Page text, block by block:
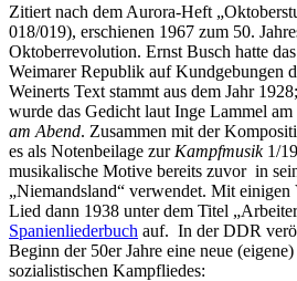
Zitiert nach dem Aurora-Heft
018/019), erschienen 1967 zum 50.
Oktoberrevolution. Ernst Busch hatte
Weimarer Republik auf Kundgebungen
Weinerts Text stammt aus dem Jahr
wurde das Gedicht laut Inge Lammel
am Abend. Zusammen mit der
es als Notenbeilage zur Kampfmusik1/
musikalische Motive bereits zuvor in
„Niemandsland“ verwendet. Mit einigen
Lied dann 1938 unter dem Titel
Spanienliederbuch auf. In der DDR
Beginn der 50er Jahre eine neue
sozialistischen Kampfliedes: